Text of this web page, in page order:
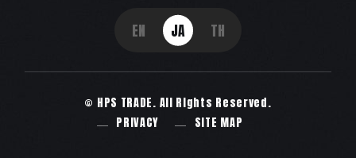
EN JA TH
© HPS TRADE. All Rights Reserved.
PRIVACY
SITE MAP